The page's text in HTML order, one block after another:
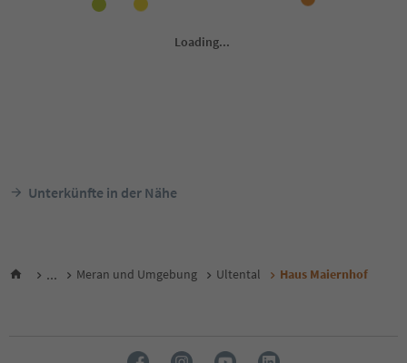
Unterkünfte in der Nähe
... Meran und Umgebung Ultental Haus Maiernhof